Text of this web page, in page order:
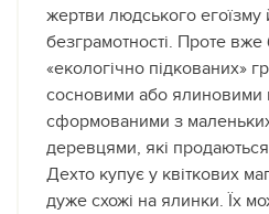
жертви людського егоїзму
безграмотності. Проте вже
«екологічно підкованих»
сосновими або ялиновими
сформованими з
деревцями, які
Дехто купує у квіткових
дуже схожі на ялинки. Їх